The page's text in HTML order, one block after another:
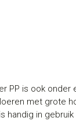
PP is ook
met grote
handig in